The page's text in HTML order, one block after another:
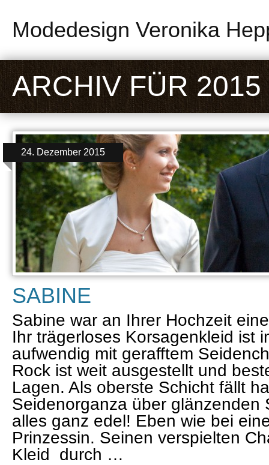
Modedesign Veronika
ARCHIV FÜR 2015
SABINE
24. Dezember 2015
Sabine war an Ihrer Hochzeit
Ihr trägerloses Korsagenkleid ist
aufwendig mit gerafftem
Rock ist weit ausgestellt und
Lagen. Als oberste Schicht fällt
Seidenorganza über
alles ganz edel! Eben wie bei
Prinzessin. Seinen verspielten
Kleid durch …